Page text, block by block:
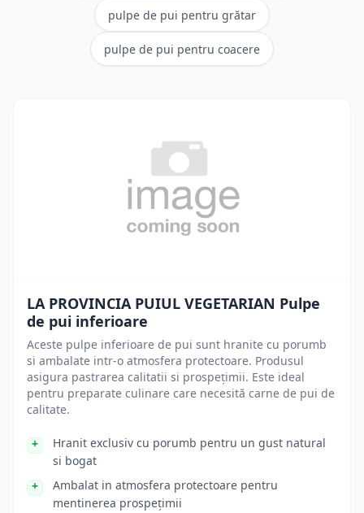
pulpe de pui pentru grătar
pulpe de pui pentru coacere
LA PROVINCIA PUIUL VEGETARIAN Pulpe
de pui inferioare
Aceste pulpe inferioare de pui sunt hranite cu porumb
si ambalate intr-o atmosfera protectoare. Produsul
asigura pastrarea calitatii si prospețimii. Este ideal
pentru preparate culinare care necesită carne de pui de
calitate.
Hranit exclusiv cu porumb pentru un gust natural
si bogat
Ambalat in atmosfera protectoare pentru
mentinerea prospețimii